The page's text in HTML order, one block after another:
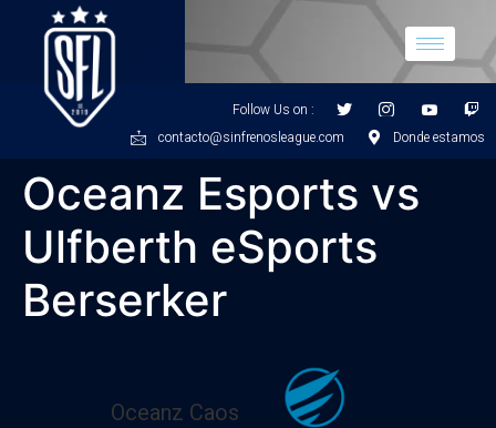
Follow Us on :
contacto@sinfrenosleague.com
Donde estamos
Oceanz Esports vs
Ulfberth eSports
Berserker
Oceanz Caos